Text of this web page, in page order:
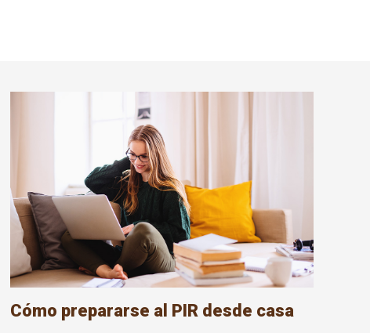
Cómo prepararse al PIR desde casa